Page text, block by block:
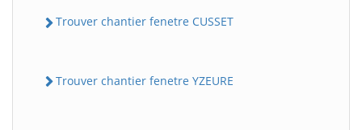
Trouver chantier fenetre CUSSET
Trouver chantier fenetre YZEURE